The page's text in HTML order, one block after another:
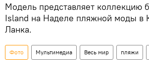
Модель представляет коллекцию
Island на Наделе пляжной моды
Ланка.
Фото Мультимедиа Весь мир пляжи